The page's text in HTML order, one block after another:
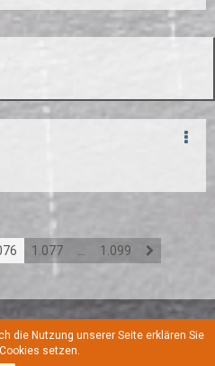
1.077 1.099
Kontakt
die Nutzung unserer Seite erklären Sie
setzen.